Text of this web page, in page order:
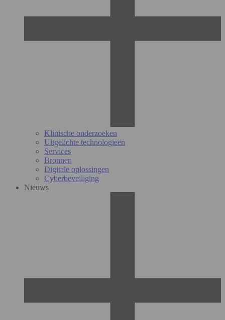
Klinische onderzoeken
Uitgelichte technologieën
Services
Bronnen
Digitale oplossingen
Cyberbeveiliging
Nieuws